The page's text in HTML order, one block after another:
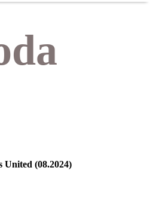
United (08.2024)